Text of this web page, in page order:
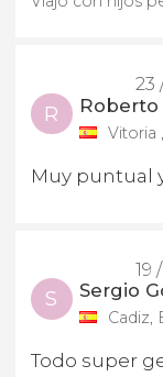
23
R Roberto
Vitoria
Muy puntual
19
S Sergio
Cadiz,
Todo super